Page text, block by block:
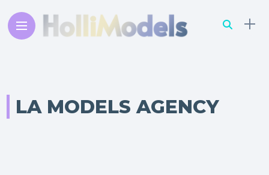
LA MODELS AGENCY